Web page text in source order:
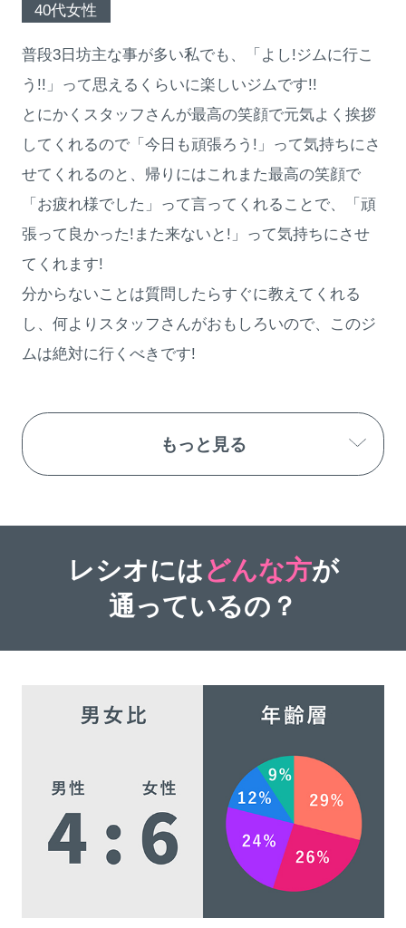
40代女性
普段3日坊主な事が多い私でも、「よし!ジムに行こ
う!!」って思えるくらいに楽しいジムです!!
とにかくスタッフさんが最高の笑顔で元気よく挨拶
してくれるので「今日も頑張ろう!」って気持ちにさ
せてくれるのと、帰りにはこれまた最高の笑顔で
「お疲れ様でした」って言ってくれることで、「頑
張って良かった!また来ないと!」って気持ちにさせ
てくれます!
分からないことは質問したらすぐに教えてくれる
し、何よりスタッフさんがおもしろいので、このジ
ムは絶対に行くべきです!
もっと見る
レシオにはどんな方が
通っているの？